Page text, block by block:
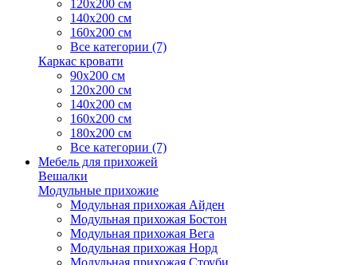
120х200 см
140х200 см
160х200 см
Все категории (7)
Каркас кровати
90х200 см
120х200 см
140х200 см
160х200 см
180х200 см
Все категории (7)
Мебель для прихожей
Вешалки
Модульные прихожие
Модульная прихожая Айден
Модульная прихожая Бостон
Модульная прихожая Вега
Модульная прихожая Норд
Модульная прихожая Стоуби